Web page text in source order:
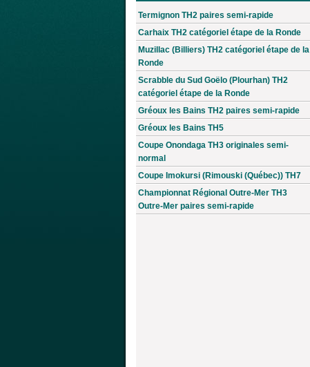
Termignon TH2 paires semi-rapide
Carhaix TH2 catégoriel étape de la Ronde
Muzillac (Billiers) TH2 catégoriel étape de la
Ronde
Scrabble du Sud Goëlo (Plourhan) TH2
catégoriel étape de la Ronde
Gréoux les Bains TH2 paires semi-rapide
Gréoux les Bains TH5
Coupe Onondaga TH3 originales semi-
normal
Coupe Imokursi (Rimouski (Québec)) TH7
Championnat Régional Outre-Mer TH3
Outre-Mer paires semi-rapide